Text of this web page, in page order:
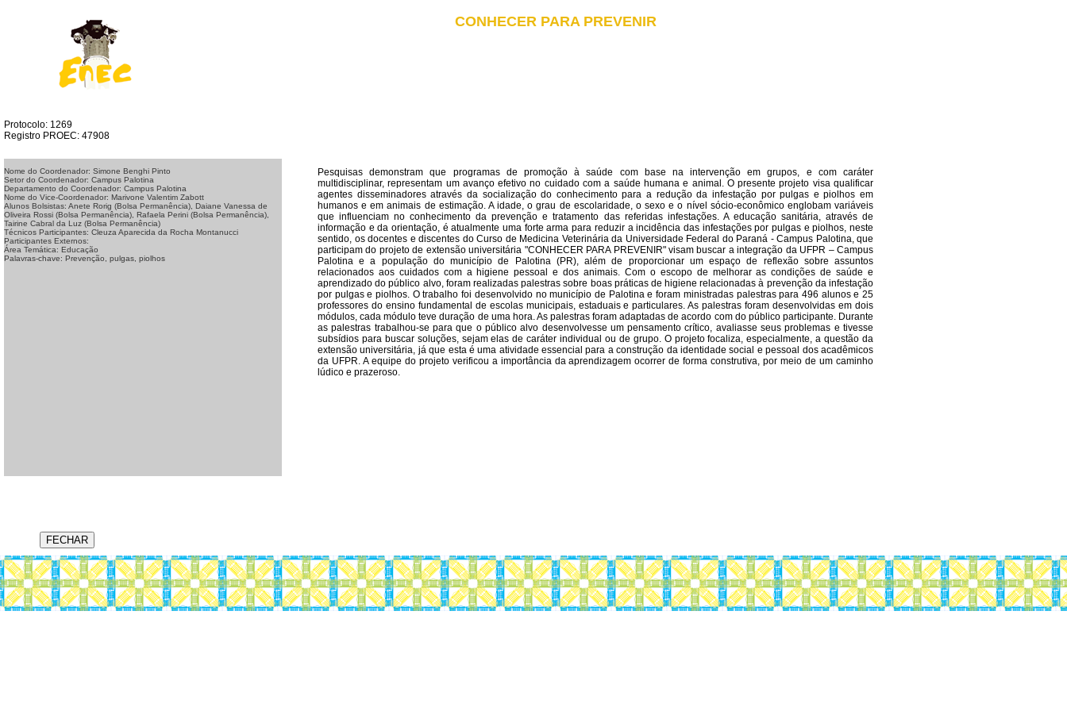
CONHECER PARA PREVENIR
Nome do Coordenador: Simone Benghi Pinto
Setor do Coordenador: Campus Palotina
Departamento do Coordenador: Campus Palotina
Nome do Vice-Coordenador: Marivone Valentim Zabott
Alunos Bolsistas: Anete Rorig (Bolsa Permanência), Daiane Vanessa de
Oliveira Rossi (Bolsa Permanência), Rafaela Perini (Bolsa Permanência),
Tairine Cabral da Luz (Bolsa Permanência)
Técnicos Participantes: Cleuza Aparecida da Rocha Montanucci
Participantes Externos:
Área Temática: Educação
Palavras-chave: Prevenção, pulgas, piolhos
Pesquisas demonstram que programas de promoção à saúde com base na intervenção em grupos, e com caráter
multidisciplinar, representam um avanço efetivo no cuidado com a saúde humana e animal. O presente projeto visa qualificar
agentes disseminadores através da socialização do conhecimento para a redução da infestação por pulgas e piolhos em
humanos e em animais de estimação. A idade, o grau de escolaridade, o sexo e o nível sócio-econômico englobam variáveis
que influenciam no conhecimento da prevenção e tratamento das referidas infestações. A educação sanitária, através de
informação e da orientação, é atualmente uma forte arma para reduzir a incidência das infestações por pulgas e piolhos, neste
sentido, os docentes e discentes do Curso de Medicina Veterinária da Universidade Federal do Paraná - Campus Palotina, que
participam do projeto de extensão universitária "CONHECER PARA PREVENIR" visam buscar a integração da UFPR – Campus
Palotina e a população do município de Palotina (PR), além de proporcionar um espaço de reflexão sobre assuntos
relacionados aos cuidados com a higiene pessoal e dos animais. Com o escopo de melhorar as condições de saúde e
aprendizado do público alvo, foram realizadas palestras sobre boas práticas de higiene relacionadas à prevenção da infestação
por pulgas e piolhos. O trabalho foi desenvolvido no município de Palotina e foram ministradas palestras para 496 alunos e 25
professores do ensino fundamental de escolas municipais, estaduais e particulares. As palestras foram desenvolvidas em dois
módulos, cada módulo teve duração de uma hora. As palestras foram adaptadas de acordo com do público participante. Durante
as palestras trabalhou-se para que o público alvo desenvolvesse um pensamento crítico, avaliasse seus problemas e tivesse
subsídios para buscar soluções, sejam elas de caráter individual ou de grupo. O projeto focaliza, especialmente, a questão da
extensão universitária, já que esta é uma atividade essencial para a construção da identidade social e pessoal dos acadêmicos
da UFPR. A equipe do projeto verificou a importância da aprendizagem ocorrer de forma construtiva, por meio de um caminho
lúdico e prazeroso.
Protocolo: 1269
Registro PROEC: 47908